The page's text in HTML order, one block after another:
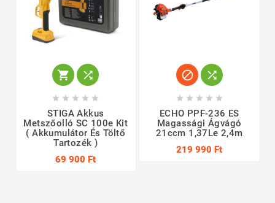
 
    
STIGA Akkus
Metszőolló SC 100e Kit
( Akkumulátor És Töltő
Tartozék )
69 900 Ft
 
    
ECHO PPF-236 ES
Magassági Ágvágó
21ccm 1,37Le 2,4m
219 990 Ft